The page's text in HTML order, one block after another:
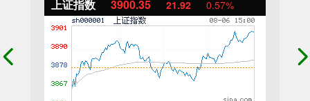
上证指数 3900.35 21.92 0.57%